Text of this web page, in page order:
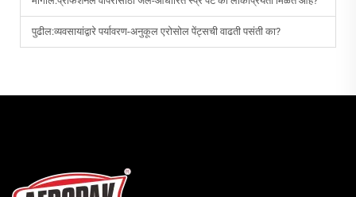
पुढील:व्यवसायांद्वारे पर्यावरण-अनुकूल एरोसोल पेंट्सची वाढती पसंती का?